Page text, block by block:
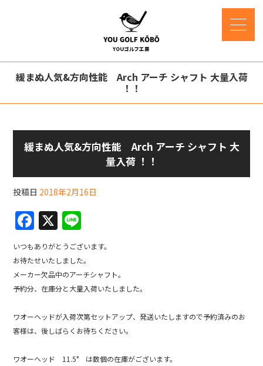
緩まぬ人気&方向性能 Arch アーチ シャフト 大量入荷
！！
緩まぬ人気&方向性能 Arch アーチ シャフト 大
量入荷 ！！
投稿日 2018年2月16日
F
a
c
e
b
o
o
k
X
n
e
いつもありがとうございます。
お待たせいたしました。
メーカー欠品中のアーチシャフト。
予約分、在庫分と大量入荷いたしました。
ワオーヘッドが入荷次第セットアップ、発送いたしますので予約済みのお
客様は、後しばらくお待ちください。
ワオーヘッド 11.5° は数個の在庫がございます。